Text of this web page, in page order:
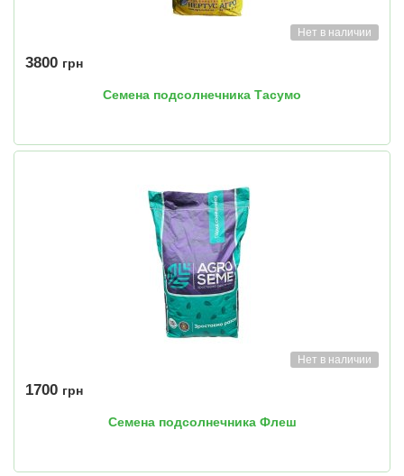
Нет в наличии
3800 грн
Семена подсолнечника Тасумо
Нет в наличии
1700 грн
Семена подсолнечника Флеш